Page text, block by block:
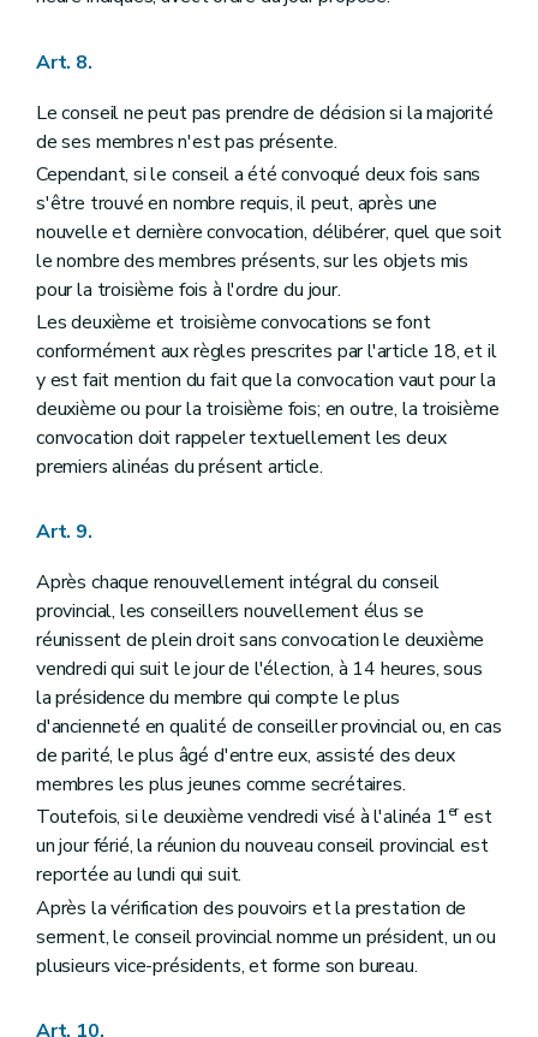
Art. 134
Art. 136
Art. 137
Art. 138
Art. 8.
Le conseil ne peut pas prendre de décision si la majorité
de ses membres n'est pas présente.
Cependant, si le conseil a été convoqué deux fois sans
s'être trouvé en nombre requis, il peut, après une
nouvelle et dernière convocation, délibérer, quel que soit
le nombre des membres présents, sur les objets mis
pour la troisième fois à l'ordre du jour.
Les deuxième et troisième convocations se font
conformément aux règles prescrites par l'article 18, et il
y est fait mention du fait que la convocation vaut pour la
deuxième ou pour la troisième fois; en outre, la troisième
convocation doit rappeler textuellement les deux
premiers alinéas du présent article.
Art. 9.
Après chaque renouvellement intégral du conseil
provincial, les conseillers nouvellement élus se
réunissent de plein droit sans convocation le deuxième
vendredi qui suit le jour de l'élection, à 14 heures, sous
la présidence du membre qui compte le plus
d'ancienneté en qualité de conseiller provincial ou, en cas
de parité, le plus âgé d'entre eux, assisté des deux
membres les plus jeunes comme secrétaires.
Toutefois, si le deuxième vendredi visé à l'alinéa 1erest
un jour férié, la réunion du nouveau conseil provincial est
reportée au lundi qui suit.
Après la vérification des pouvoirs et la prestation de
serment, le conseil provincial nomme un président, un ou
plusieurs vice-présidents, et forme son bureau.
Art. 10.